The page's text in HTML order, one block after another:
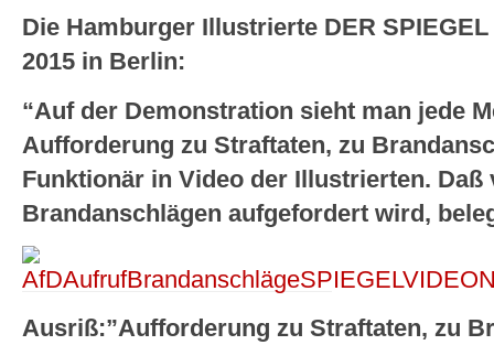
Die Hamburger Illustrierte DER
2015 in Berlin:
“Auf der Demonstration sieht man jede
Aufforderung zu Straftaten, zu
Funktionär in Video der Illustrierten. Daß
Brandanschlägen aufgefordert wird,
Ausriß:”Aufforderung zu Straftaten, zu